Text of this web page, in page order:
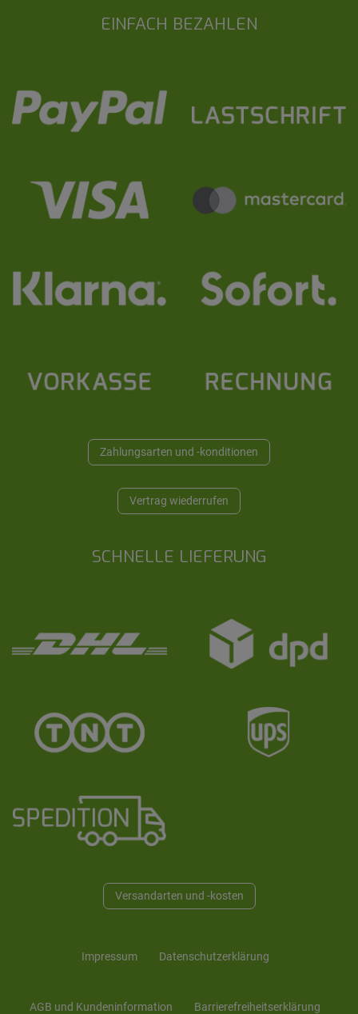
EINFACH BEZAHLEN
Zahlungsarten und -konditionen
Vertrag wiederrufen
SCHNELLE LIEFERUNG
Versandarten und -kosten
Impressum Daten­schutz­erklärung
AGB und Kunden­information Barrierefreiheitserklärung